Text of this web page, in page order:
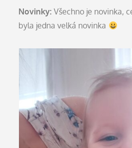
Novinky: Všechno je novinka,
byla jedna velká novinka